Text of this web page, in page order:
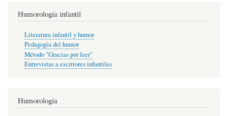
Humorología infantil
Literatura infantil y humor
Pedagogía del humor
Método "Gracias por leer"
Entrevistas a escritores infantiles
Humorología